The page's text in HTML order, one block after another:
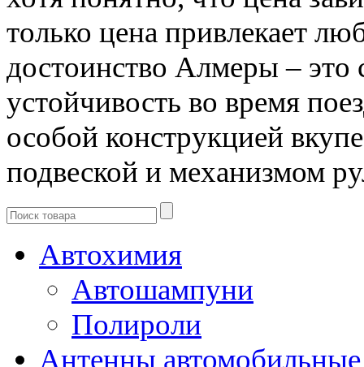
только цена привлекает
достоинство Алмеры – это
устойчивость во время
особой конструкцией
подвеской и механизмом
Автохимия
Автошампуни
Полироли
Антенны автомобильные